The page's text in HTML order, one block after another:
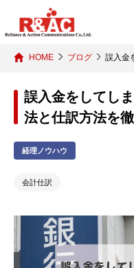
HOME ブログ 誤入金
誤入金をしてし
法と仕訳方法を
経理ノウハウ
会計仕訳